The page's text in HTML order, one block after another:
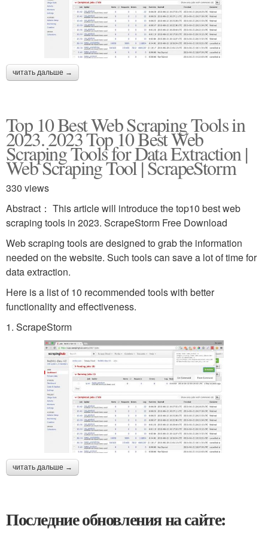
читать дальше →
Top 10 Best Web Scraping Tools in
2023. 2023 Top 10 Best Web
Scraping Tools for Data Extraction |
Web Scraping Tool | ScrapeStorm
330 views
Abstract： This article will introduce the top10 best web
scraping tools in 2023. ScrapeStorm Free Download
Web scraping tools are designed to grab the information
needed on the website. Such tools can save a lot of time for
data extraction.
Here is a list of 10 recommended tools with better
functionality and effectiveness.
1. ScrapeStorm
читать дальше →
Последние обновления на сайте: